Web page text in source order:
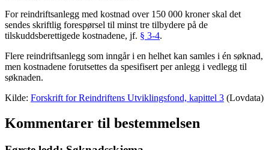
For reindriftsanlegg med kostnad over 150 000 kroner skal det
sendes skriftlig forespørsel til minst tre tilbydere på de
tilskuddsberettigede kostnadene, jf. § 3-4.
Flere reindriftsanlegg som inngår i en helhet kan samles i én søknad,
men kostnadene forutsettes da spesifisert per anlegg i vedlegg til
søknaden.
Kilde: Forskrift for Reindriftens Utviklingsfond, kapittel 3 (Lovdata)
Kommentarer til bestemmelsen